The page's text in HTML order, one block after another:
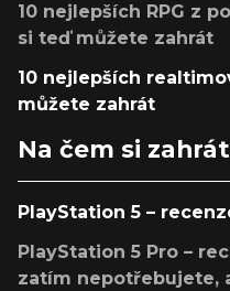
10 nejlepších RPG z
si teď můžete zahrát
10 nejlepších
můžete zahrát
Na čem si
PlayStation 5 –
PlayStation 5 Pro –
zatím nepotřebujete,